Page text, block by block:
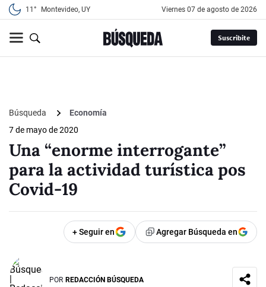
11° Montevideo, UY viernes 07 de agosto de 2026
Suscribite
Búsqueda
Economía
7 de mayo de 2020
Una “enorme interrogante”
para la actividad turística pos
Covid-19
+ Seguir en Agregar Búsqueda en
POR REDACCIÓN BÚSQUEDA